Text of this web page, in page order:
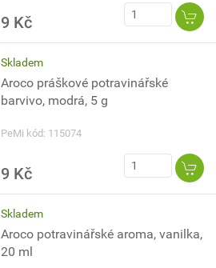
9 Kč
Skladem
Aroco práškové potravinářské
barvivo, modrá, 5 g
PeMi kód: 115074
9 Kč
Skladem
Aroco potravinářské aroma, vanilka,
20 ml